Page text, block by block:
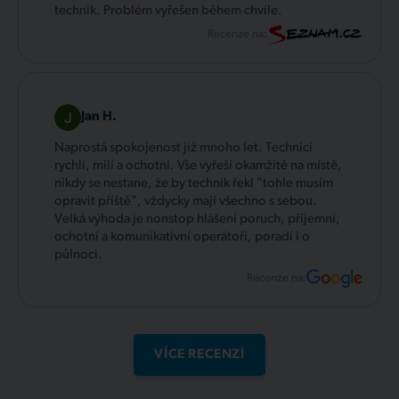
technik. Problém vyřešen během chvíle.
Jan H.
Naprostá spokojenost již mnoho let. Technici
rychlí, milí a ochotní. Vše vyřeší okamžitě na místě,
nikdy se nestane, že by technik řekl "tohle musím
opravit příště", vždycky mají všechno s sebou.
Velká výhoda je nonstop hlášení poruch, příjemní,
ochotní a komunikativní operátoři, poradí i o
půlnoci.
Recenze na:
VÍCE RECENZÍ